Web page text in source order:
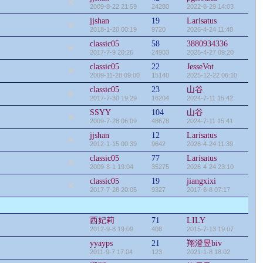
2009-8-22 21:59 24280 2022-8-29 14:03
jjshan
2018-1-20 00:19
19
9720
Larisatus
2026-4-24 11:40
classic05
2017-7-9 20:26
58
24903
3880934336
2025-4-27 09:20
classic05
2009-11-28 09:00
22
15140
JesseVot
2025-12-22 06:10
classic05
2017-7-30 19:29
23
16204
山谷
2024-7-11 15:42
SSYY
2009-7-28 06:09
104
48678
山谷
2024-7-11 15:41
jjshan
2012-1-15 00:39
12
9642
Larisatus
2026-4-24 11:39
classic05
2009-8-1 19:04
77
35275
Larisatus
2026-4-24 23:10
classic05
2017-7-28 20:05
19
9327
jiangxixi
2017-8-8 07:17
西妃莉
2012-9-8 19:09
71
408
LILY
2015-7-13 19:07
yyayps
2011-9-7 17:04
21
123
翔澄昱biv
2021-1-8 18:02